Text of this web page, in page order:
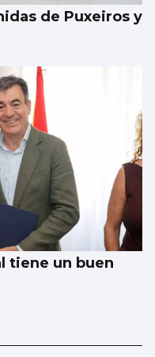
de Puxeiros y
tiene un buen